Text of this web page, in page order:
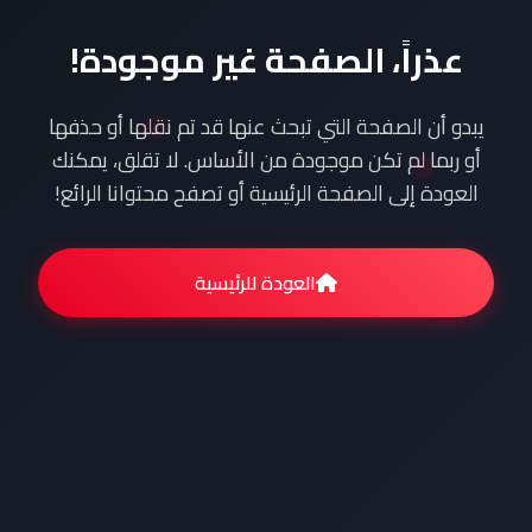
عذراً، الصفحة غير موجودة!
يبدو أن الصفحة التي تبحث عنها قد تم نقلها أو حذفها
أو ربما لم تكن موجودة من الأساس. لا تقلق، يمكنك
العودة إلى الصفحة الرئيسية أو تصفح محتوانا الرائع!
العودة للرئيسية